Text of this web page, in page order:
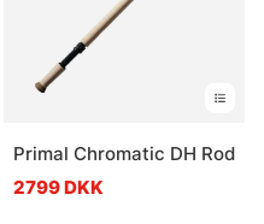
Primal Chromatic DH Rod
2799 DKK